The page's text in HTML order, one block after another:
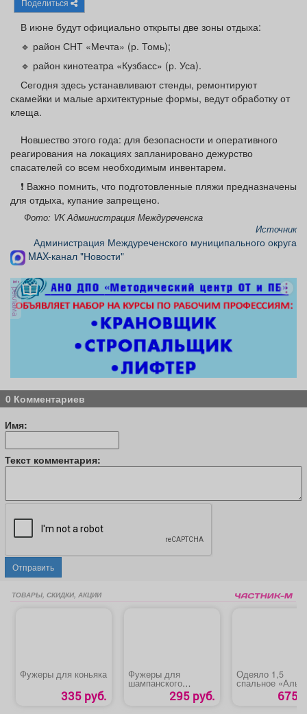
Афиша
Товары Поздравления Погода
ТВ программа Я - пенсионер
Поделиться
В июне будут официально открыты две зоны отдыха:
🔹 район СНТ «Мечта» (р. Томь);
🔹 район кинотеатра «Кузбасс» (р. Уса).
Сегодня здесь устанавливают стенды, ремонтируют
скамейки и малые архитектурные формы, ведут обработку от
клеща.
Новшество этого года: для безопасности и оперативного
реагирования на локациях запланировано дежурство
спасателей со всем необходимым инвентарем.
❗️ Важно помнить, что подготовленные пляжи предназначены
для отдыха, купание запрещено.
Фото: VK Администрация Междуреченска
Источник
Администрация Междуреченского муниципального округа
MAX-канал "Новости"
реклама
0 Комментариев
Имя:
Текст комментария:
Отправить
ТОВАРЫ, СКИДКИ, АКЦИИ
Фужеры для коньяка
335 руб.
Фужеры для
шампанского
«КЛАССИК»295 руб.
Одеяло 1,5
спальное
675